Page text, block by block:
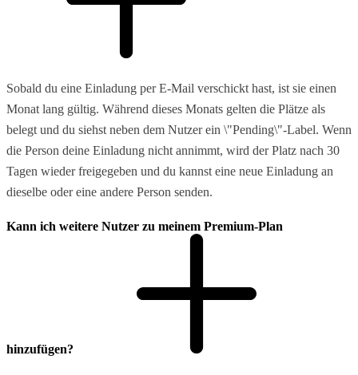
Sobald du eine Einladung per E-Mail verschickt hast, ist sie einen
Monat lang gültig. Während dieses Monats gelten die Plätze als
belegt und du siehst neben dem Nutzer ein \"Pending\"-Label. Wenn
die Person deine Einladung nicht annimmt, wird der Platz nach 30
Tagen wieder freigegeben und du kannst eine neue Einladung an
dieselbe oder eine andere Person senden.
Kann ich weitere Nutzer zu meinem Premium-Plan
hinzufügen?